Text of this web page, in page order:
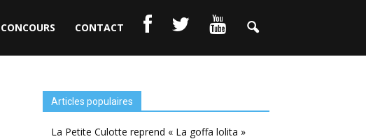
CONCOURS CONTACT
Articles populaires
La Petite Culotte reprend « La goffa lolita »